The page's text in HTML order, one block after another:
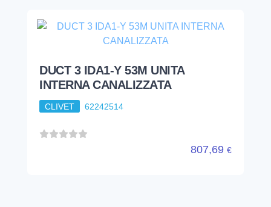
DUCT 3 IDA1-Y 53M UNITA
INTERNA CANALIZZATA
CLIVET 62242514
807,69 €